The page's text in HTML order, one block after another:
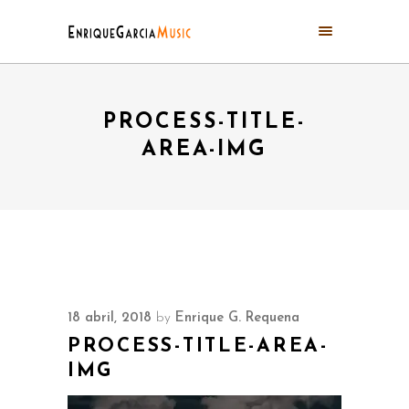
PROCESS-TITLE-
AREA-IMG
18 abril, 2018 by Enrique G. Requena
PROCESS-TITLE-AREA-
IMG